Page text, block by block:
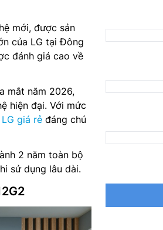
mới, được sản
của LG tại Đông
đánh giá cao về
mắt năm 2026,
hiện đại. Với mức
giá rẻ đáng chú
2 năm toàn bộ
sử dụng lâu dài.